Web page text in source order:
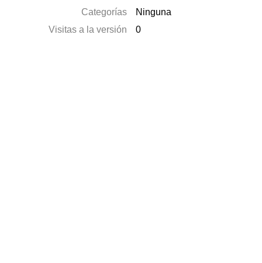
Categorías
Ninguna
Visitas a la versión
0